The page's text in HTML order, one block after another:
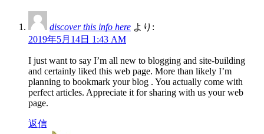
discover this info here より:
2019年5月14日 1:43 AM
I just want to say I’m all new to blogging and site-building
and certainly liked this web page. More than likely I’m
planning to bookmark your blog . You actually come with
perfect articles. Appreciate it for sharing with us your web
page.
返信